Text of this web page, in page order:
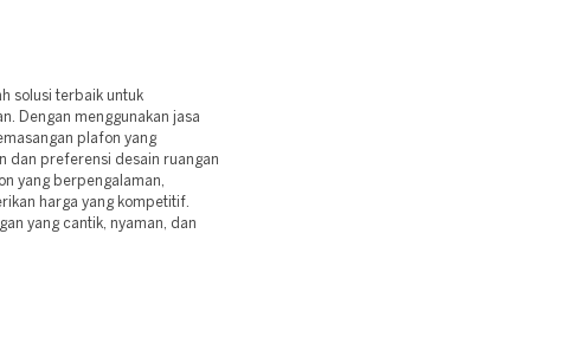
solusi terbaik untuk
Dengan menggunakan jasa
plafon yang
dan preferensi desain ruangan
yang berpengalaman,
harga yang kompetitif.
yang cantik, nyaman, dan